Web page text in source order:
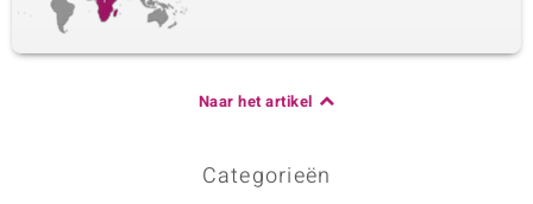
Naar het artikel
Categorieën